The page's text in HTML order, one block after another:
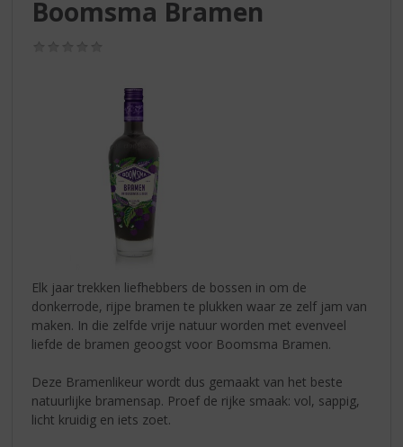
Boomsma Bramen
Elk jaar trekken liefhebbers de bossen in om de
donkerrode, rijpe bramen te plukken waar ze zelf jam van
maken. In die zelfde vrije natuur worden met evenveel
liefde de bramen geoogst voor Boomsma Bramen.
Deze Bramenlikeur wordt dus gemaakt van het beste
natuurlijke bramensap. Proef de rijke smaak: vol, sappig,
licht kruidig en iets zoet.